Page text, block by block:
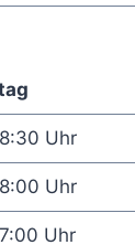
Uhr
Uhr
Uhr